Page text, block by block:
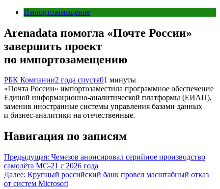
Импортозамещение
Arenadata помогла «Почте России»
завершить проект
по импортозамещению
РБК Компании2 года спустя01 минуты
«Почта России» импортозаместила программное обеспечение
Единой информационно-аналитической платформы (ЕИАП),
заменив иностранные системы управления базами данных
и бизнес-аналитики на отечественные.
Навигация по записям
Предыдущая: Чемезов анонсировал серийное производство
самолёта МС-21 с 2026 года
Далее: Крупный российский банк провел масштабный отказ
от систем Microsoft